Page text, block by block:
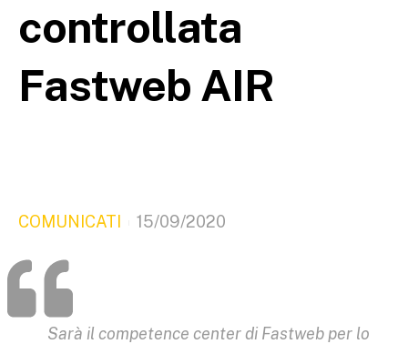
controllata
Fastweb AIR
COMUNICATI 15/09/2020
Sarà il competence center di Fastweb per lo